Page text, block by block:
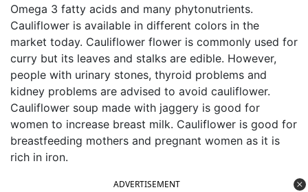
Omega 3 fatty acids and many phytonutrients.
Cauliflower is available in different colors in the
market today. Cauliflower flower is commonly used for
curry but its leaves and stalks are edible. However,
people with urinary stones, thyroid problems and
kidney problems are advised to avoid cauliflower.
Cauliflower soup made with jaggery is good for
women to increase breast milk. Cauliflower is good for
breastfeeding mothers and pregnant women as it is
rich in iron.
ADVERTISEMENT